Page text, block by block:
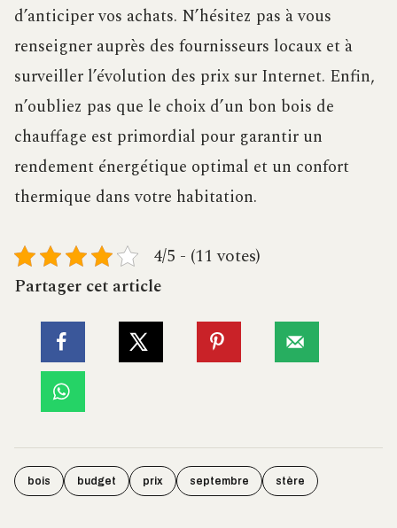
d’anticiper vos achats. N’hésitez pas à vous
renseigner auprès des fournisseurs locaux et à
surveiller l’évolution des prix sur Internet. Enfin,
n’oubliez pas que le choix d’un bon bois de
chauffage est primordial pour garantir un
rendement énergétique optimal et un confort
thermique dans votre habitation.
4/5 - (11 votes)
Partager cet article
bois budget prix septembre stère